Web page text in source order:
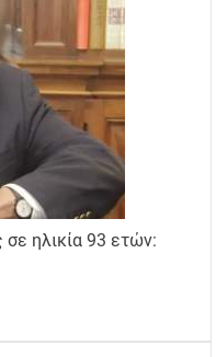
σε ηλικία 93 ετών: